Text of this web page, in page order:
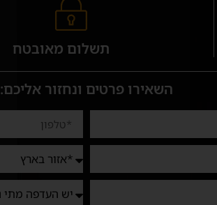
תשלום מאובטח
השאירו פרטים ונחזור אליכם: